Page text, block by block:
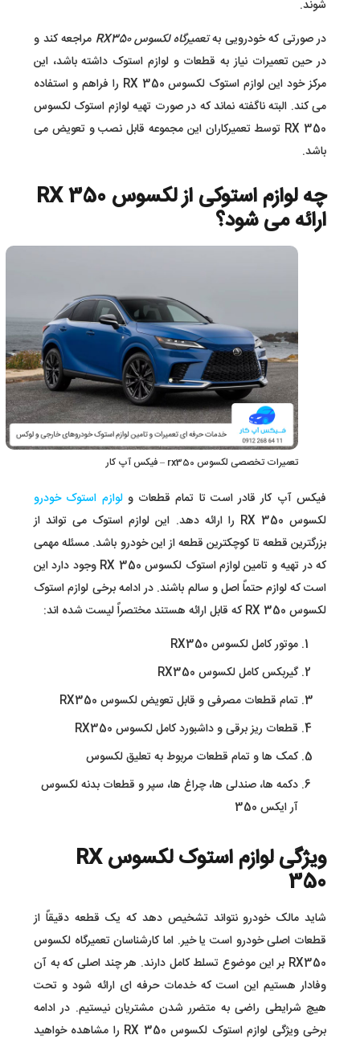
شوند.
در صورتی که خودرویی بهتعمیرگاه لکسوس RX350
مراجعه کند و
در حین تعمیرات نیاز به قطعات و لوازم استوک داشته باشد، این
مرکز خود این لوازم استوک لکسوس RX 350 را فراهم و استفاده
می کند. البته ناگفته نماند که در صورت تهیه لوازم استوک لکسوس
RX 350 توسط تعمیرکاران این مجموعه قابل نصب و تعویض می
باشد.
چه لوازم استوکی از لکسوس RX 350
ارائه می شود؟
تعمیرات تخصصی لکسوس rx350 – فیکس آپ کار
فیکس آپ کار قادر است تا تمام قطعات ولوازم استوک خودرو
لکسوس RX 350 را ارائه دهد. این لوازم استوک می تواند از
بزرگترین قطعه تا کوچکترین قطعه از این خودرو باشد. مسئله مهمی
که در تهیه و تامین لوازم استوک لکسوس RX 350 وجود دارد این
است که لوازم حتماً اصل و سالم باشند. در ادامه برخی لوازم استوک
لکسوس RX 350 که قابل ارائه هستند مختصراً لیست شده اند:
موتور کامل لکسوس RX350
گیربکس کامل لکسوس RX350
تمام قطعات مصرفی و قابل تعویض لکسوس RX350
قطعات ریز برقی و داشبورد کامل لکسوس RX350
کمک ها و تمام قطعات مربوط به تعلیق لکسوس
دکمه ها، صندلی ها، چراغ ها، سپر و قطعات بدنه لکسوس
آر ایکس 350
ویژگی لوازم استوک لکسوس RX
350
شاید مالک خودرو نتواند تشخیص دهد که یک قطعه دقیقاً از
قطعات اصلی خودرو است یا خیر. اما کارشناسان تعمیرگاه لکسوس
RX350 بر این موضوع تسلط کامل دارند. هر چند اصلی که به آن
وفادار هستیم این است که خدمات حرفه ای ارائه شود و تحت
هیچ شرایطی راضی به متضرر شدن مشتریان نیستیم. در ادامه
برخی ویژگی لوازم استوک لکسوس RX 350 را مشاهده خواهید